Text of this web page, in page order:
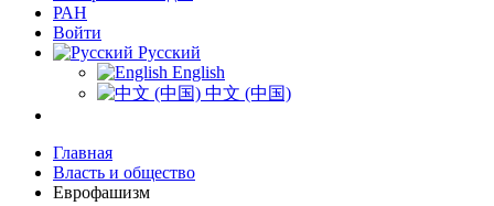
РАН
Войти
Русский
English
中文 (中国)
Главная
Власть и общество
Еврофашизм